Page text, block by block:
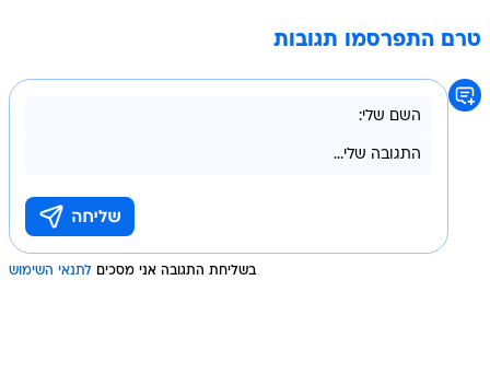
טרם התפרסמו תגובות
בשליחת התגובה אני מסכים לתנאי השימוש